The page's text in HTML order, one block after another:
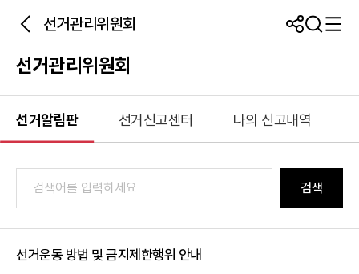
선거관리위원회
선거관리위원회
선거알림판 선거신고센터 나의 신고내역
검색
선거운동 방법 및 금지제한행위 안내